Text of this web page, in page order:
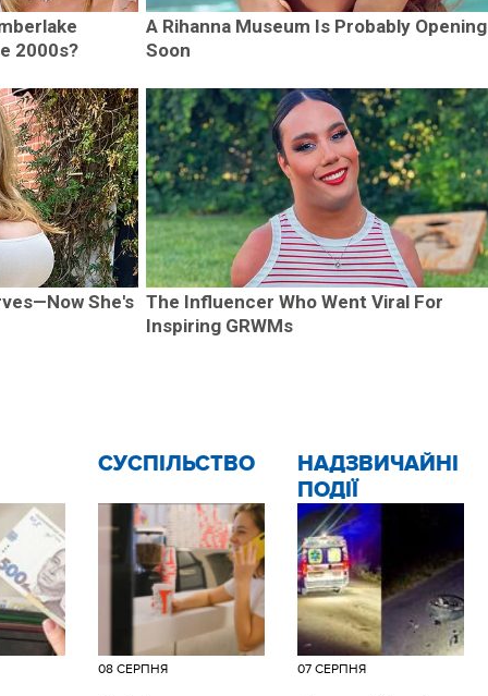
2000s?
A Rihanna Museum Is Probably Opening
Soon
She's The Influencer Who Went Viral For
Inspiring GRWMs
CУСПІЛЬСТВО
08 СЕРПНЯ
НАДЗВИЧАЙНІ
ПОДІЇ
07 СЕРПНЯ